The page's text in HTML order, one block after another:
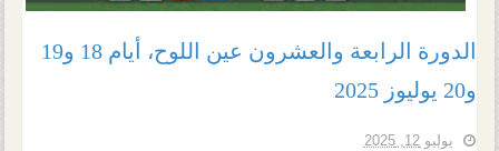
الدورة الرابعة والعشرون عين اللوح، أيام 18 و19
و20 يوليوز 2025
يوليو 12, 2025